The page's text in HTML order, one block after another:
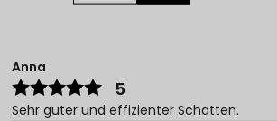
Anna
5
Sehr guter und effizienter Schatten.